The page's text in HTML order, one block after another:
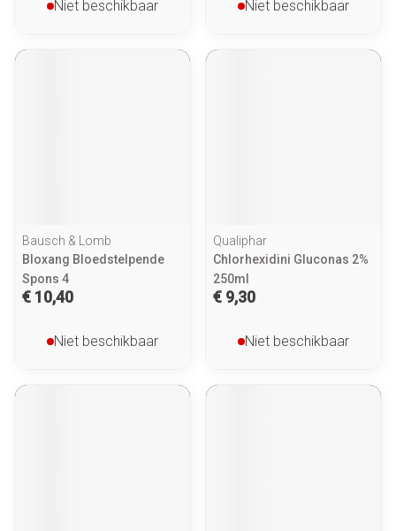
Niet beschikbaar Niet beschikbaar
Bausch & Lomb
Bloxang Bloedstelpende
Spons 4
€ 10,40
Niet beschikbaar
Qualiphar
Chlorhexidini Gluconas 2%
250ml
€ 9,30
Niet beschikbaar